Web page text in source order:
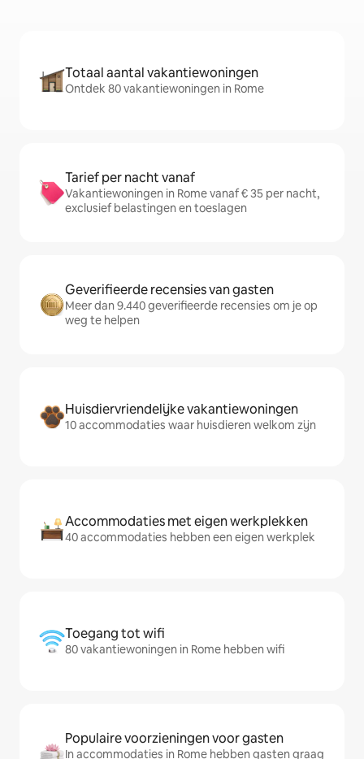
Totaal aantal vakantiewoningen
Ontdek 80 vakantiewoningen in Rome
Tarief per nacht vanaf
Vakantiewoningen in Rome vanaf € 35 per nacht,
exclusief belastingen en toeslagen
Geverifieerde recensies van gasten
Meer dan 9.440 geverifieerde recensies om je op
weg te helpen
Huisdiervriendelijke vakantiewoningen
10 accommodaties waar huisdieren welkom zijn
Accommodaties met eigen werkplekken
40 accommodaties hebben een eigen werkplek
Toegang tot wifi
80 vakantiewoningen in Rome hebben wifi
Populaire voorzieningen voor gasten
In accommodaties in Rome hebben gasten graag